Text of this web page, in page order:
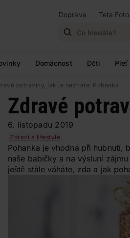
Doprava Teta Foto
Domácnost Děti Pleť
potraviny, jak je neznáte: Pohanka
Zdravé
6. listopadu 2019
Zdraví a lifestyle
Pohanka je vhodná při
naše babičky a na výsluní
ještě stále váháte, zda a jak